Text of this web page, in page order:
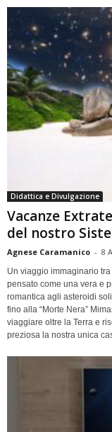
Didattica e Divulgazione
Vacanze
del nostro
Agnese Caramanico - 8
Un viaggio immaginario
pensato come una vera e
romantica agli asteroidi
fino alla “Morte Nera”
viaggiare oltre la Terra e
preziosa la nostra unica